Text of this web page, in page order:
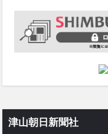
津山朝日新聞社